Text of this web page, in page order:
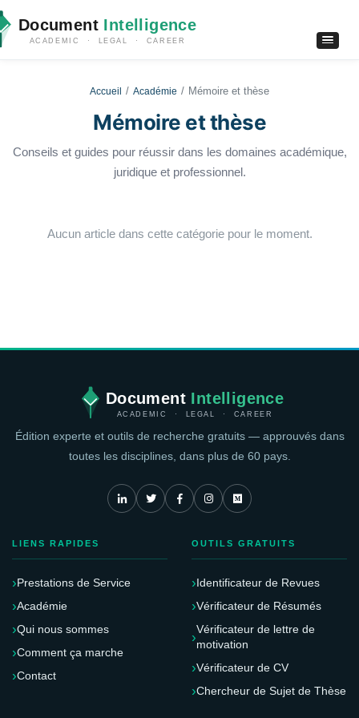
Document Intelligence
ACADEMIC · LEGAL · CAREER
Accueil Académie Mémoire et thèse
Mémoire et thèse
Conseils et guides pour réussir dans les domaines académique,
juridique et professionnel.
Aucun article dans cette catégorie pour le moment.
Document Intelligence
ACADEMIC · LEGAL · CAREER
Édition experte et outils de recherche gratuits — approuvés dans
toutes les disciplines, dans plus de 60 pays.
LIENS RAPIDES
Prestations de Service
Académie
Qui nous sommes
Comment ça marche
Contact
OUTILS GRATUITS
Identificateur de Revues
Vérificateur de Résumés
Vérificateur de lettre de
motivation
Vérificateur de CV
Chercheur de Sujet de Thèse